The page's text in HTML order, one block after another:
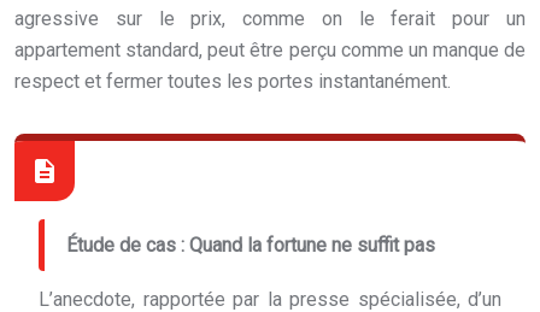
agressive sur le prix, comme on le ferait pour un
appartement standard, peut être perçu comme un manque de
respect et fermer toutes les portes instantanément.
Étude de cas : Quand la fortune ne suffit pas
L’anecdote, rapportée par la presse spécialisée, d’un